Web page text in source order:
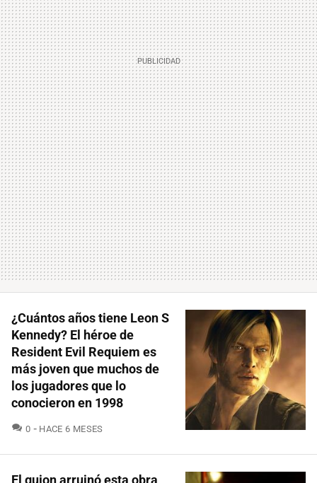
¿Cuántos años tiene Leon S
Kennedy? El héroe de
Resident Evil Requiem es
más joven que muchos de
los jugadores que lo
conocieron en 1998
0 COMENTARIOS
HACE 6 MESES
El guion arruinó esta obra